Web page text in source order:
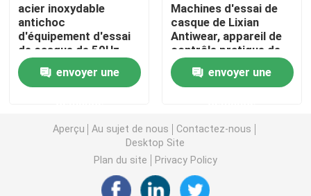
Machine d'équilibrage dynamique
Machine d'essai en caoutchouc
Équipement d'essai de laboratoire en plastique
instruments de essai de empaquetage
acier inoxydable
antichoc
d'équipement d'essai
de casque de 50Hz
1.2KW
envoyer une
Machines d'essai de
casque de Lixian
Antiwear, appareil de
contrôle pratique de
force de mentonnière
envoyer une
Aperçu Au sujet de nous
Contactez-nous
Desktop Site
Plan du site
Privacy Policy